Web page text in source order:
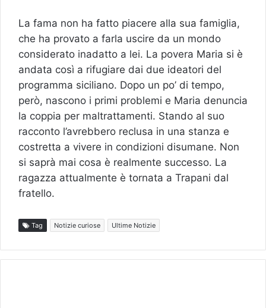
La fama non ha fatto piacere alla sua famiglia,
che ha provato a farla uscire da un mondo
considerato inadatto a lei. La povera Maria si è
andata così a rifugiare dai due ideatori del
programma siciliano. Dopo un po’ di tempo,
però, nascono i primi problemi e Maria denuncia
la coppia per maltrattamenti. Stando al suo
racconto l’avrebbero reclusa in una stanza e
costretta a vivere in condizioni disumane. Non
si saprà mai cosa è realmente successo. La
ragazza attualmente è tornata a Trapani dal
fratello.
Tag Notizie curiose Ultime Notizie